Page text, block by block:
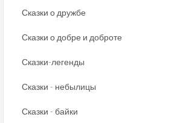
Сказки о дружбе
Сказки о добре и доброте
Сказки-легенды
Сказки - небылицы
Сказки - байки